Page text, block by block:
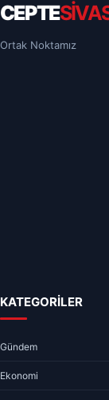
CEPTE
Ortak Noktamız
KATEGORİLER
Gündem
Ekonomi